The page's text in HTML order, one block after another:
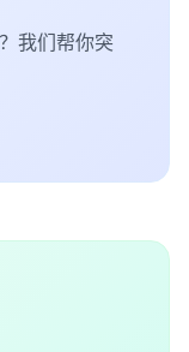
我们帮你突